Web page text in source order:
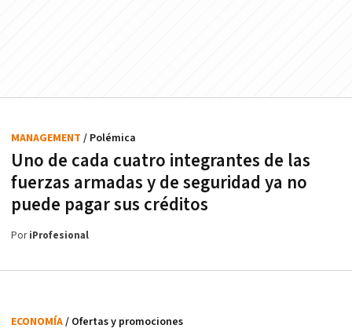
Uno de cada cuatro integrantes de las
fuerzas armadas y de seguridad ya no
puede pagar sus créditos
MANAGEMENT / Polémica
PoriProfesional
ECONOMÍA/ Ofertas y promociones